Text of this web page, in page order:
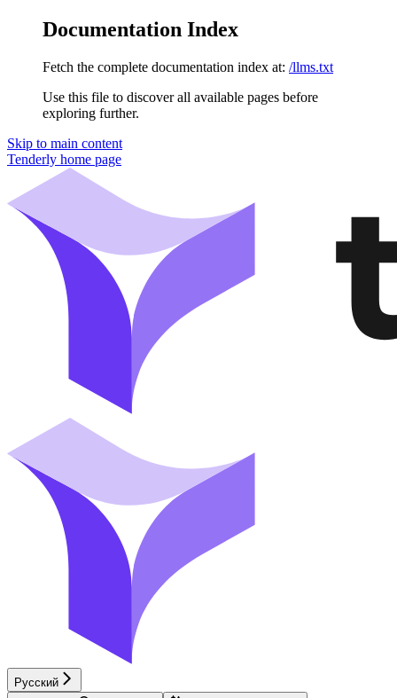
Documentation Index
Fetch the complete documentation index at: /llms.txt
Use this file to discover all available pages before
exploring further.
Skip to main content
Tenderly home page
Русский